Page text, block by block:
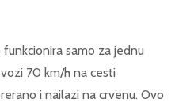
samo za jednu
70 km/h na cesti
i nailazi na crvenu. Ovo